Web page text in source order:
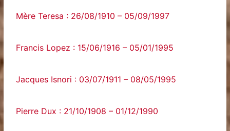
Mère Teresa : 26/08/1910 – 05/09/1997
Francis Lopez : 15/06/1916 – 05/01/1995
Jacques Isnori : 03/07/1911 – 08/05/1995
Pierre Dux : 21/10/1908 – 01/12/1990